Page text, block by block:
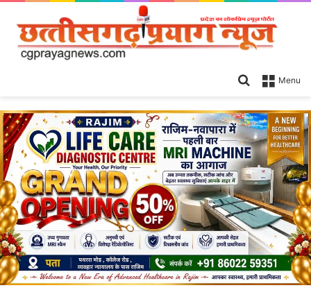
Menu
Search